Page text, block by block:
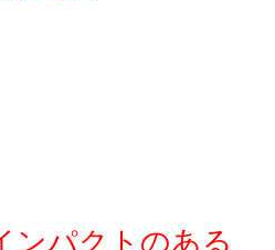
ンパクトのある